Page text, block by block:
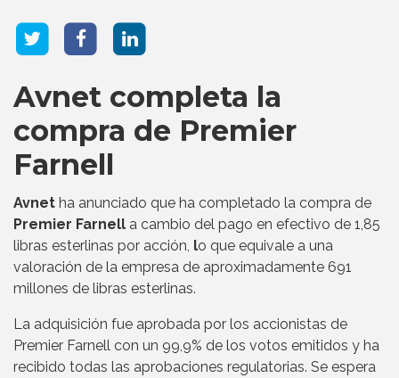
Avnet completa la
compra de Premier
Farnell
Avnet ha anunciado que ha completado la compra de
Premier Farnell a cambio del pago en efectivo de 1,85
libras esterlinas por acción, lo que equivale a una
valoración de la empresa de aproximadamente 691
millones de libras esterlinas.
La adquisición fue aprobada por los accionistas de
Premier Farnell con un 99,9% de los votos emitidos y ha
recibido todas las aprobaciones regulatorias. Se espera